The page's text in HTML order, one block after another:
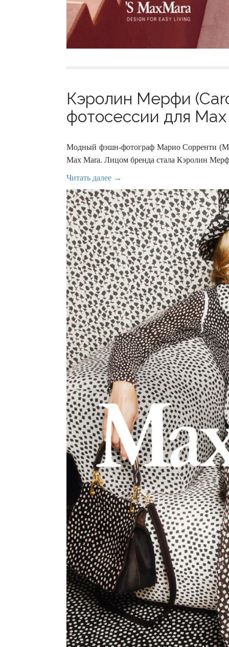
Кэролин Мерфи
фотосессии для
Модный фэшн-фотограф Марио Сорренти
Max Mara. Лицом бренда стала Кэролин
Читать далее →